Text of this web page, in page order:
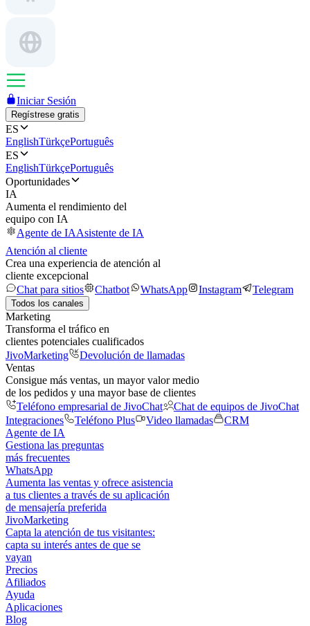
Iniciar Sesión
Regístrese gratis
ES
EnglishTürkçePortuguês
ES
EnglishTürkçePortuguês
Oportunidades
IA
Aumenta el rendimiento del
equipo con IA
Agente de IAAsistente de IA
Atención al cliente
Crea una experiencia de atención al
cliente excepcional
Chat para sitios
Chatbot WhatsApp Instagram Telegram
Todos los canales
Marketing
Transforma el tráfico en
clientes potenciales cualificados
JivoMarketing
Devolución de llamadas
Ventas
Consigue más ventas, un mayor valor medio
de los pedidos y una mayor base de clientes
Teléfono empresarial de JivoChat
Chat de equipos de JivoChat
Integraciones
Teléfono Plus Video llamadas
CRM
Agente de IA
Gestiona las preguntas
más frecuentes
WhatsApp
Aumenta las ventas y ofrece asistencia
a tus clientes a través de su aplicación
de mensajería preferida
JivoMarketing
Capta la atención de tus visitantes:
capta su interés antes de que se
vayan
Precios
Afiliados
Ayuda
Aplicaciones
Blog